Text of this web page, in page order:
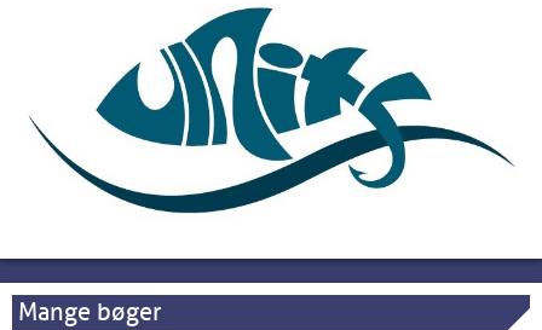
Mange bøger